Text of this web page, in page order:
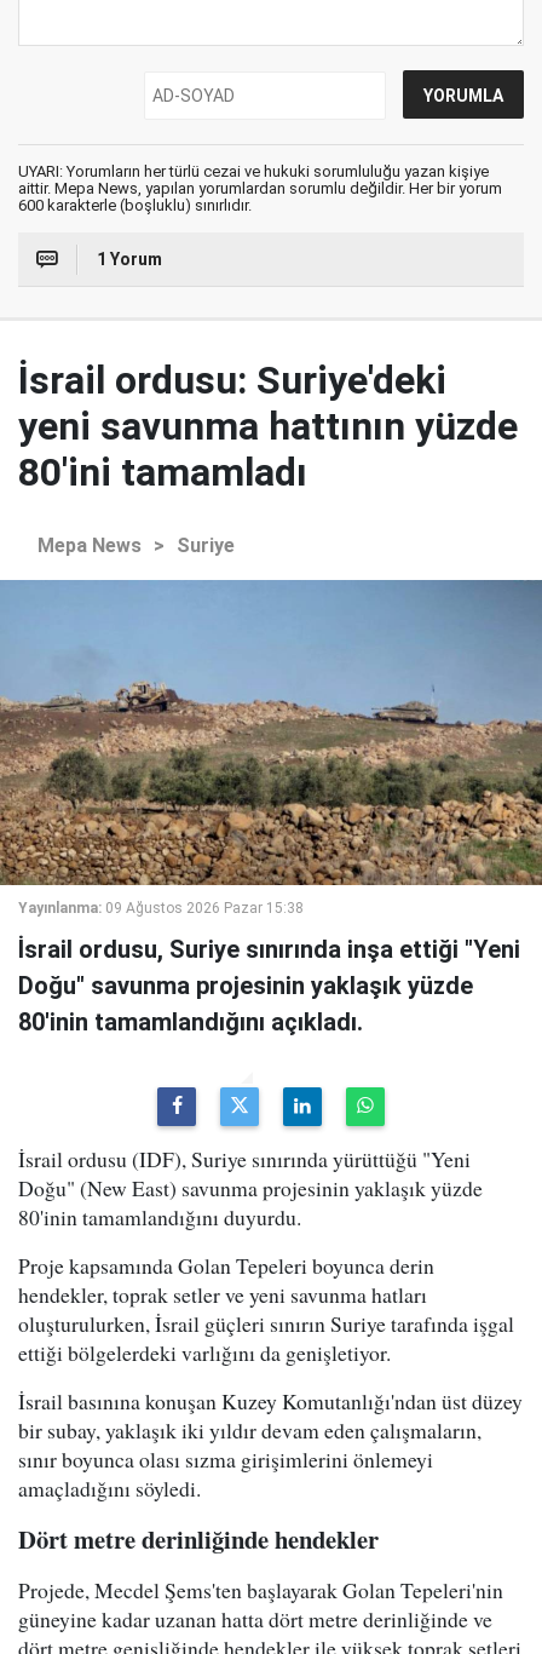
UYARI: Yorumların her türlü cezai ve hukuki sorumluluğu yazan kişiye
aittir. Mepa News, yapılan yorumlardan sorumlu değildir. Her bir yorum
600 karakterle (boşluklu) sınırlıdır.
1 Yorum
İsrail ordusu: Suriye'deki
yeni savunma hattının yüzde
80'ini tamamladı
Mepa News > Suriye
Yayınlanma: 09 Ağustos 2026 Pazar 15:38
İsrail ordusu, Suriye sınırında inşa ettiği "Yeni
Doğu" savunma projesinin yaklaşık yüzde
80'inin tamamlandığını açıkladı.
İsrail ordusu (IDF), Suriye sınırında yürüttüğü "Yeni
Doğu" (New East) savunma projesinin yaklaşık yüzde
80'inin tamamlandığını duyurdu.
Proje kapsamında Golan Tepeleri boyunca derin
hendekler, toprak setler ve yeni savunma hatları
oluşturulurken, İsrail güçleri sınırın Suriye tarafında işgal
ettiği bölgelerdeki varlığını da genişletiyor.
İsrail basınına konuşan Kuzey Komutanlığı'ndan üst düzey
bir subay, yaklaşık iki yıldır devam eden çalışmaların,
sınır boyunca olası sızma girişimlerini önlemeyi
amaçladığını söyledi.
Dört metre derinliğinde hendekler
Projede, Mecdel Şems'ten başlayarak Golan Tepeleri'nin
güneyine kadar uzanan hatta dört metre derinliğinde ve